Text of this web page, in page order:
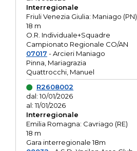
Interregionale
Friuli Venezia Giulia: Maniago (PN)
18 m
O.R. Individuale+Squadre
Campionato Regionale CO/AN
07017 - Arcieri Maniago
Pinna, Mariagrazia
Quattrocchi, Manuel
R2608002
dal: 10/01/2026
al: 11/01/2026
Interregionale
Emilia Romagna: Cavriago (RE)
18 m
Gara interregionale 18m